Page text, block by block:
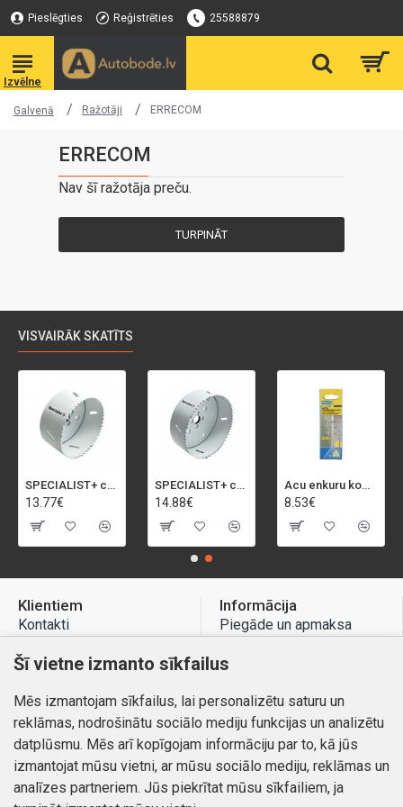
Pieslēgties Reģistrēties 25588879
Galvenā Ražotāji ERRECOM
ERRECOM
Nav šī ražotāja preču.
TURPINĀT
VISVAIRĀK SKATĪTS
SPECIALIST+ caurumu zāģis BI-METAL, 92 mm
13.77€
SPECIALIST+ caurumu zāģis BI-METAL, 98 mm
14.88€
Acu enkuru komplekts, 3-13 mm, Rapid, 12 gab.
8.53€
Klientiem
Kontakti
Preču atgriešana
Mans profils
Pasūtījumi
Informācija
Piegāde un apmaksa
Atteikuma tiesības
Kontakti
Šī vietne izmanto sīkfailus
Mēs izmantojam sīkfailus, lai personalizētu saturu un
reklāmas, nodrošinātu sociālo mediju funkcijas un analizētu
datplūsmu. Mēs arī kopīgojam informāciju par to, kā jūs
izmantojat mūsu vietni, ar mūsu sociālo mediju, reklāmas un
analīzes partneriem. Jūs piekrītat mūsu sīkfailiem, ja